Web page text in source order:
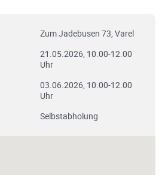
Zum Jadebusen 73, Varel
21.05.2026, 10.00-12.00
Uhr
03.06.2026, 10.00-12.00
Uhr
Selbstabholung